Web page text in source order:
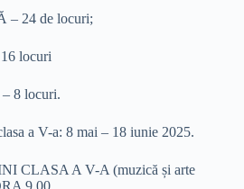
– 24 de locuri;
locuri
– 8 locuri.
a V-a: 8 mai – 18 iunie 2025.
CLASA A V-A (muzică și arte